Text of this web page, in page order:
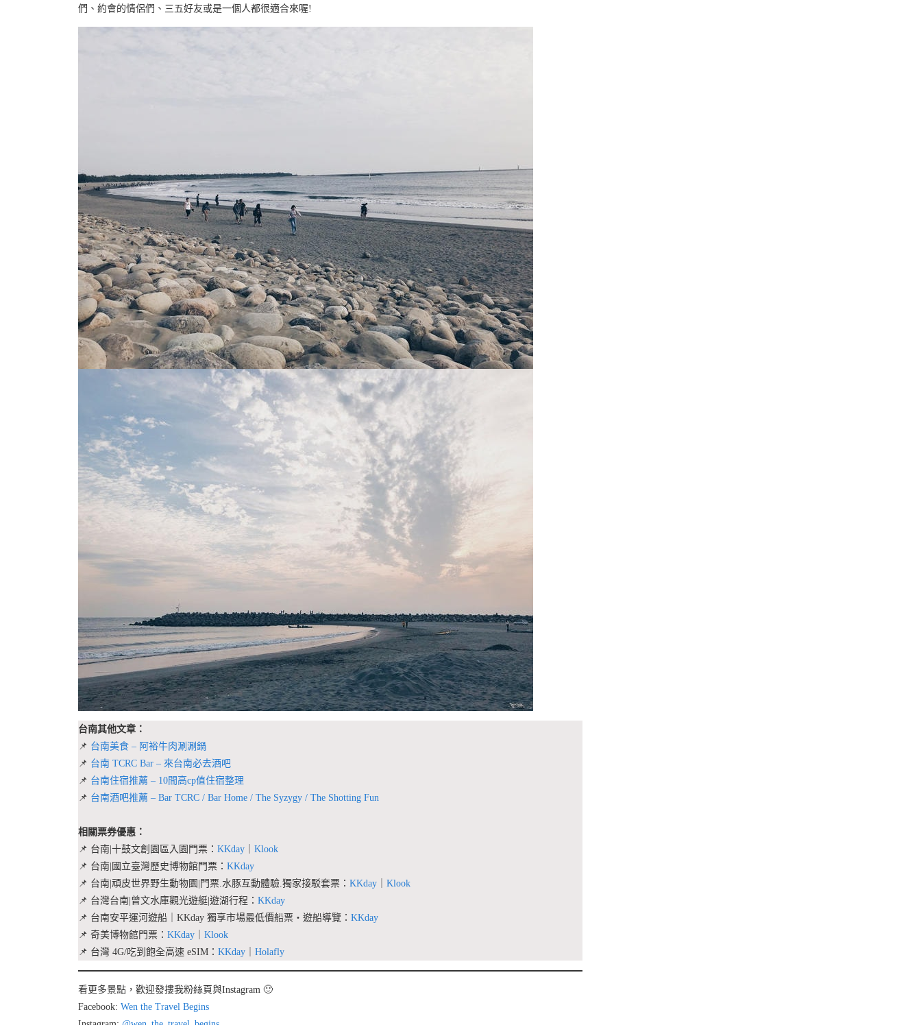
們、約會的情侶們、三五好友或是一個人都很適合來喔!
台南其他文章：
📌 台南美食 – 阿裕牛肉涮涮鍋
📌 台南 TCRC Bar – 來台南必去酒吧
📌 台南住宿推薦 – 10間高cp值住宿整理
📌 台南酒吧推薦 – Bar TCRC / Bar Home / The Syzygy / The Shotting Fun
相關票券優惠：
📌 台南|十鼓文創園區入園門票： KKday
Klook
📌 台南|國立臺灣歷史博物館門票： KKday
📌 台南|頑皮世界野生動物園|門票.水豚互動體驗.獨家接駁套票： KKday
Klook
📌 台灣台南|曾文水庫觀光遊艇|遊湖行程： KKday
📌 台南安平運河遊船｜KKday 獨享市場最低價船票・遊船導覽： KKday
📌 奇美博物館門票： KKday
Klook
📌 台灣 4G/吃到飽全高速 eSIM： KKday Holafly
看更多景點，歡迎發摟我粉絲頁與Instagram 🙂
Facebook: Wen the Travel Begins